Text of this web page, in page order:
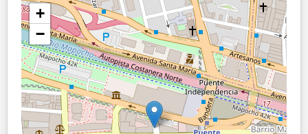
+
−